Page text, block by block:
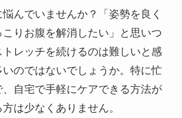
んでいませんか？「姿勢を良く
こりお腹を解消したい」と思いつ
レッチを続けるのは難しいと感
いのではないでしょうか。特に忙
、自宅で手軽にケアできる方法が
は少なくありません。